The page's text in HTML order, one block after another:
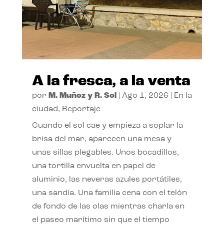
A la fresca, a la venta
por M. Muñoz y R. Sol| Ago 1, 2026
En la
ciudad, Reportaje
Cuando el sol cae y empieza a soplar la
brisa del mar, aparecen una mesa y
unas sillas plegables. Unos bocadillos,
una tortilla envuelta en papel de
aluminio, las neveras azules portátiles,
una sandía. Una familia cena con el telón
de fondo de las olas mientras charla en
el paseo marítimo sin que el tiempo